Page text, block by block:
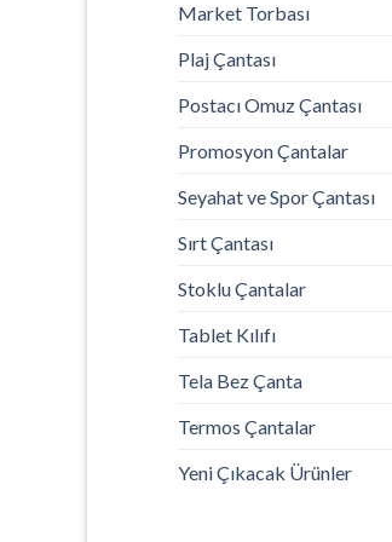
Market Torbası
Plaj Çantası
Postacı Omuz Çantası
Promosyon Çantalar
Seyahat ve Spor Çantası
Sırt Çantası
Stoklu Çantalar
Tablet Kılıfı
Tela Bez Çanta
Termos Çantalar
Yeni Çıkacak Ürünler